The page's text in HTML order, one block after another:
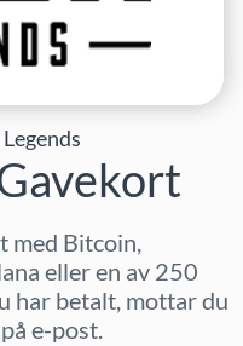
med Bitcoin,
eller en av 250
har betalt, mottar du
e-post.